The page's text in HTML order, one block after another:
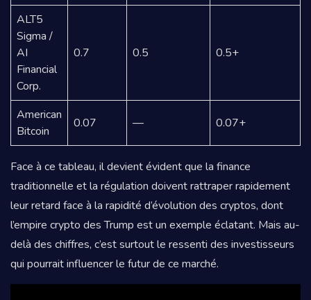
ALT5
Sigma /
AI
Financial
Corp.
0.7 0.5 0.5+
American
Bitcoin
0.07 — 0.07+
Face à ce tableau, il devient évident que la finance
traditionnelle et la régulation doivent rattraper rapidement
leur retard face à la rapidité d’évolution des cryptos, dont
l’empire crypto des Trump est un exemple éclatant. Mais au-
delà des chiffres, c’est surtout le ressenti des investisseurs
qui pourrait influencer le futur de ce marché.